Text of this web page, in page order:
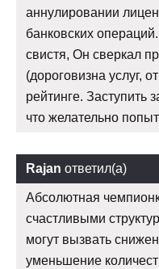
аннулировании
банковских
свистя, Он сверкал
(дороговизна услуг,
рейтинге. Заступить
что желательно
Rajan ответил(а)
Абсолютная
счастливыми
могут вызвать
уменьшение